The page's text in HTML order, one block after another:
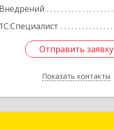
Внедрений
1С:Специалист
Отправить заявку
Показать контакты
Отправить заявку
Назад